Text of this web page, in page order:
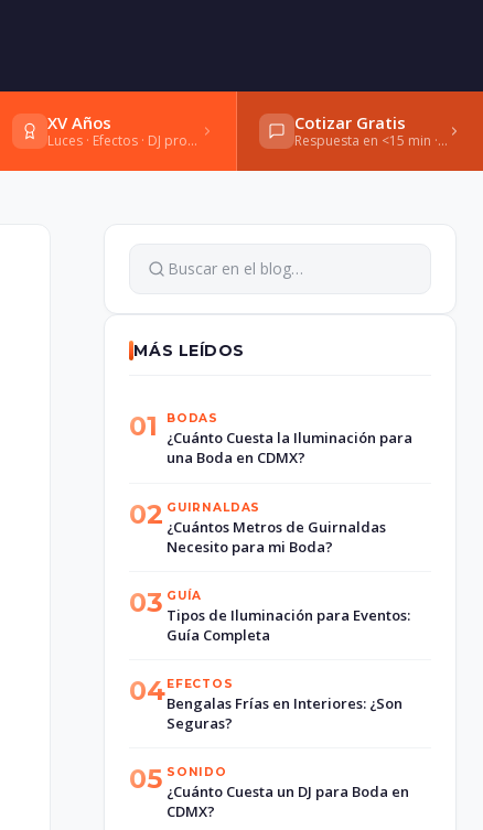
XV Años
Luces · Efectos · DJ profesional
Cotizar Gratis
Respuesta en <15 min · WhatsApp
MÁS LEÍDOS
01 BODAS
¿Cuánto Cuesta la Iluminación para
una Boda en CDMX?
02 GUIRNALDAS
¿Cuántos Metros de Guirnaldas
Necesito para mi Boda?
03 GUÍA
Tipos de Iluminación para Eventos:
Guía Completa
04EFECTOS
Bengalas Frías en Interiores: ¿Son
Seguras?
05 SONIDO
¿Cuánto Cuesta un DJ para Boda en
CDMX?